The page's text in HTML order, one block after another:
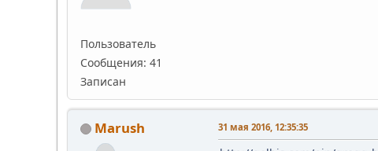
Пользователь
Сообщения: 41
Записан
Marush 31 мая 2016, 12:35:35